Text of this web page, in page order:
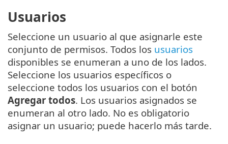
Usuarios
Seleccione un usuario al que asignarle este
conjunto de permisos. Todos los usuarios
disponibles se enumeran a uno de los lados.
Seleccione los usuarios específicos o
seleccione todos los usuarios con el botón
Agregar todos. Los usuarios asignados se
enumeran al otro lado. No es obligatorio
asignar un usuario; puede hacerlo más tarde.